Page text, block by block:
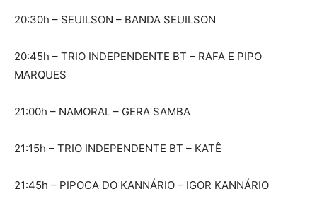
20:30h – SEUILSON – BANDA SEUILSON
20:45h – TRIO INDEPENDENTE BT – RAFA E PIPO
MARQUES
21:00h – NAMORAL – GERA SAMBA
21:15h – TRIO INDEPENDENTE BT – KATÊ
21:45h – PIPOCA DO KANNÁRIO – IGOR KANNÁRIO